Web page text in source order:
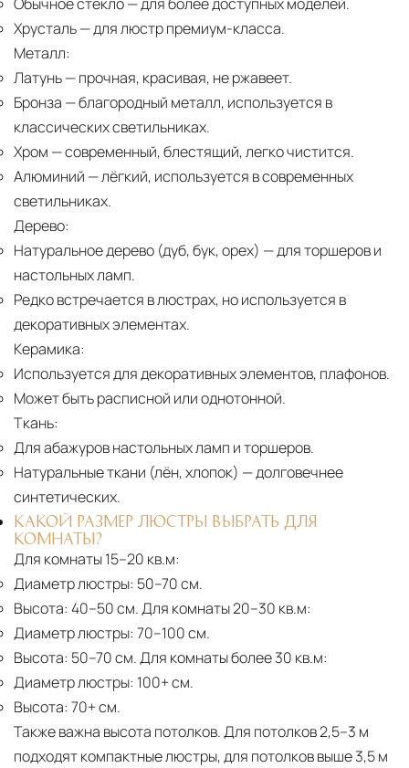
Хрусталь— для люстр премиум-класса.
Металл:
Латунь— прочная, красивая, не ржавеет.
Бронза — благородный металл, используется в
классических светильниках.
Хром — современный, блестящий, легко чистится.
Алюминий — лёгкий, используется в современных
светильниках.
Дерево:
Натуральное дерево (дуб, бук, орех) — для торшеров и
настольных ламп.
Редко встречается в люстрах, но используется в
декоративных элементах.
Керамика:
Используется для декоративных элементов, плафонов.
Может быть расписной или однотонной.
Ткань:
Для абажуров настольных ламп и торшеров.
Натуральные ткани (лён, хлопок) — долговечнее
синтетических.
КАКОЙ РАЗМЕР ЛЮСТРЫ ВЫБРАТЬ ДЛЯ
КОМНАТЫ?
Для комнаты 15–20 кв.м:
Диаметр люстры: 50–70 см.
Высота: 40–50 см. Для комнаты 20–30 кв.м:
Диаметр люстры: 70–100 см.
Высота: 50–70 см. Для комнаты более 30 кв.м:
Диаметр люстры: 100+ см.
Высота: 70+ см.
Также важна высота потолков. Для потолков 2,5–3 м
подходят компактные люстры, для потолков выше 3,5 м